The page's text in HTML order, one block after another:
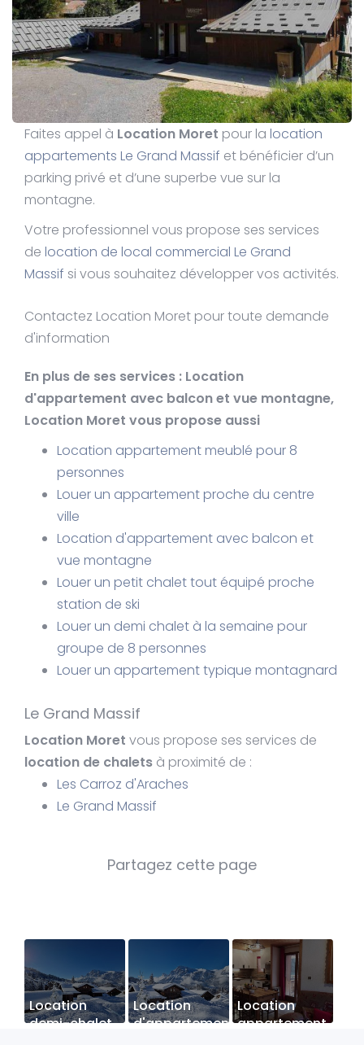
Faites appel à Location Moret pour la location
appartements Le Grand Massif et bénéficier d’un
parking privé et d’une superbe vue sur la
montagne.
Votre professionnel vous propose ses services
de location de local commercial Le Grand
Massif si vous souhaitez développer vos activités.
Contactez Location Moret pour toute demande
d'information
En plus de ses services : Location
d'appartement avec balcon et vue montagne,
Location Moret vous propose aussi
Location appartement meublé pour 8
personnes
Louer un appartement proche du centre
ville
Location d'appartement avec balcon et
vue montagne
Louer un petit chalet tout équipé proche
station de ski
Louer un demi chalet à la semaine pour
groupe de 8 personnes
Louer un appartement typique montagnard
Le Grand Massif
Location Moret vous propose ses services de
location de chalets à proximité de :
Les Carroz d'Araches
Le Grand Massif
Location
demi-chalet
Location
d'appartement
Location
appartement